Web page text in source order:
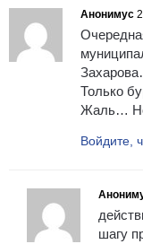
Анонимус
Только
Жаль…
Войдите,
шагу